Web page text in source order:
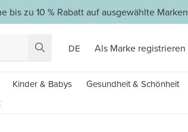
bis zu 10 % Rabatt auf ausgewählte Marken
DE Als Marke registrieren
Kinder & Babys Gesundheit & Schönheit